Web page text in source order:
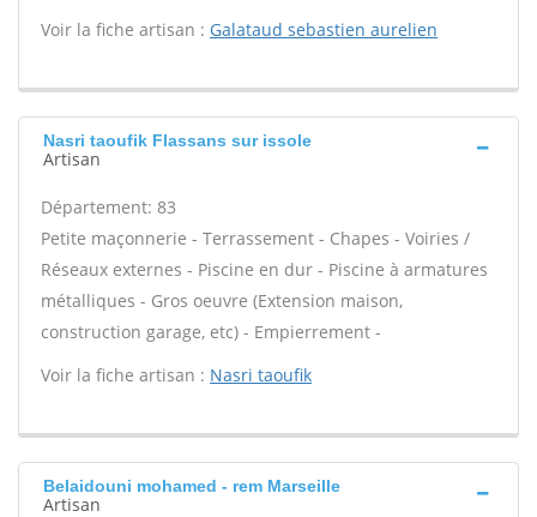
Voir la fiche artisan : Galataud sebastien aurelien
Nasri taoufik Flassans sur issole
Artisan
Département: 83
Petite maçonnerie - Terrassement - Chapes - Voiries /
Réseaux externes - Piscine en dur - Piscine à armatures
métalliques - Gros oeuvre (Extension maison,
construction garage, etc) - Empierrement -
Voir la fiche artisan : Nasri taoufik
Belaidouni mohamed - rem Marseille
Artisan